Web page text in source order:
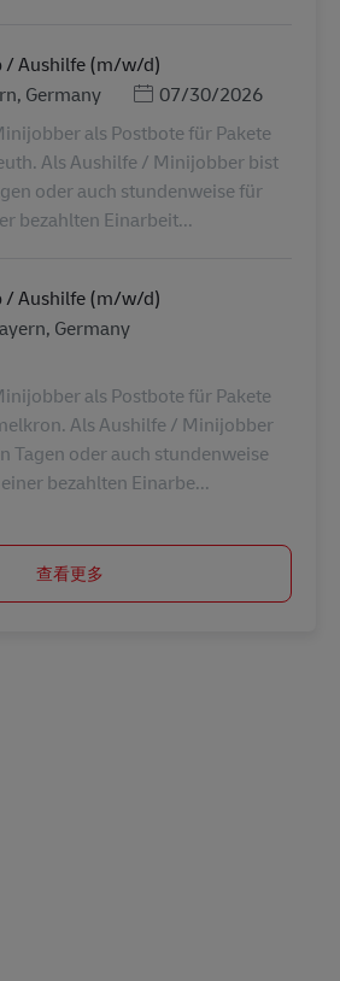
/ Aushilfe (m/w/d)
Germany Posted Date
07/30/2026
als Postbote für Pakete
Als Aushilfe / Minijobber bist
oder auch stundenweise für
bezahlten Einarbeit...
/ Aushilfe (m/w/d)
Germany
als Postbote für Pakete
Als Aushilfe / Minijobber
Tagen oder auch stundenweise
bezahlten Einarbe...
查看更多